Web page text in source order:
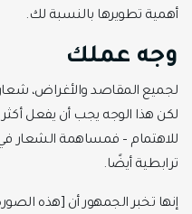
أهمية تطويرها بالنسبة لك.
وجه عملك
لجميع المقاصد والأغراض،
لكن هذا الوجه يجب أن يفعل أكثر
للاهتمام – فمساهمة الشعار
ترابطية أيضًا.
إنها تخبر الجمهور أن [هذه